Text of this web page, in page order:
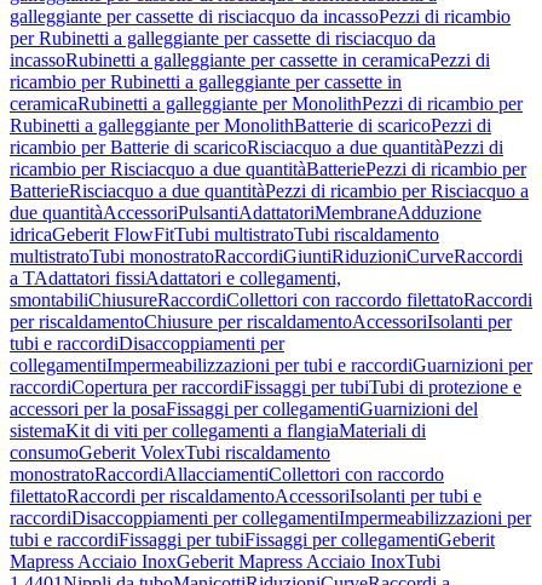
galleggiante per cassette di risciacquo da incassoPezzi di ricambio
per Rubinetti a galleggiante per cassette di risciacquo da
incassoRubinetti a galleggiante per cassette in ceramicaPezzi di
ricambio per Rubinetti a galleggiante per cassette in
ceramicaRubinetti a galleggiante per MonolithPezzi di ricambio per
Rubinetti a galleggiante per MonolithBatterie di scaricoPezzi di
ricambio per Batterie di scaricoRisciacquo a due quantitàPezzi di
ricambio per Risciacquo a due quantitàBatteriePezzi di ricambio per
BatterieRisciacquo a due quantitàPezzi di ricambio per Risciacquo a
due quantitàAccessoriPulsantiAdattatoriMembraneAdduzione
idricaGeberit FlowFitTubi multistratoTubi riscaldamento
multistratoTubi monostratoRaccordiGiuntiRiduzioniCurveRaccordi
a TAdattatori fissiAdattatori e collegamenti,
smontabiliChiusureRaccordiCollettori con raccordo filettatoRaccordi
per riscaldamentoChiusure per riscaldamentoAccessoriIsolanti per
tubi e raccordiDisaccoppiamenti per
collegamentiImpermeabilizzazioni per tubi e raccordiGuarnizioni per
raccordiCopertura per raccordiFissaggi per tubiTubi di protezione e
accessori per la posaFissaggi per collegamentiGuarnizioni del
sistemaKit di viti per collegamenti a flangiaMateriali di
consumoGeberit VolexTubi riscaldamento
monostratoRaccordiAllacciamentiCollettori con raccordo
filettatoRaccordi per riscaldamentoAccessoriIsolanti per tubi e
raccordiDisaccoppiamenti per collegamentiImpermeabilizzazioni per
tubi e raccordiFissaggi per tubiFissaggi per collegamentiGeberit
Mapress Acciaio InoxGeberit Mapress Acciaio InoxTubi